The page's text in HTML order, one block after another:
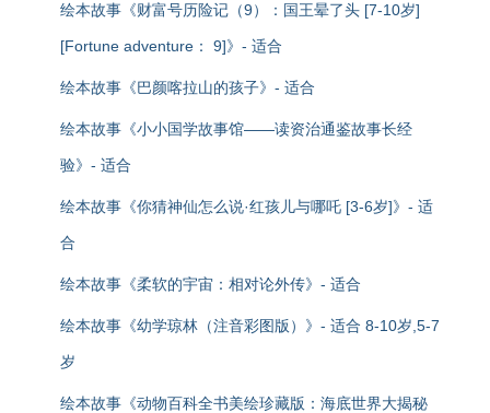
绘本故事《财富号历险记（9）：国王晕了头 [7-10岁]
[Fortune adventure： 9]》- 适合
绘本故事《巴颜喀拉山的孩子》- 适合
绘本故事《小小国学故事馆——读资治通鉴故事长经
验》- 适合
绘本故事《你猜神仙怎么说·红孩儿与哪吒 [3-6岁]》- 适
合
绘本故事《柔软的宇宙：相对论外传》- 适合
绘本故事《幼学琼林（注音彩图版）》- 适合 8-10岁,5-7
岁
绘本故事《动物百科全书美绘珍藏版：海底世界大揭秘